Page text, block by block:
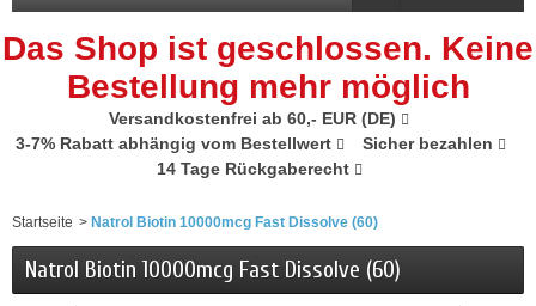
Das Shop ist geschlossen. Keine
Bestellung mehr möglich
Versandkostenfrei ab 60,- EUR (DE)
3-7% Rabatt abhängig vom Bestellwert
Sicher bezahlen
14 Tage Rückgaberecht
Startseite > Natrol Biotin 10000mcg Fast Dissolve (60)
Natrol Biotin 10000mcg Fast Dissolve (60)